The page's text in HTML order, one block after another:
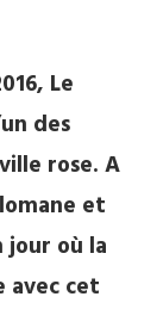
Le
des
rose. A
et
jour où la
avec cet